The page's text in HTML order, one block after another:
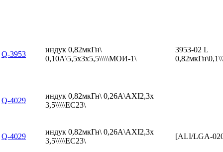
Q-3953
индук 0,82мкГн\
0,10А\5,5x3x5,5\\\\\МОИ-1\
3953-02 L
Q-4029
индук 0,82мкГн\ 0,26А\AXI2,3x
3,5\\\\\EC23\
Q-4029
индук 0,82мкГн\ 0,26А\AXI2,3x
3,5\\\\\EC23\
[ALI/LGA-